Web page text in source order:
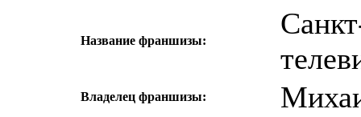
Название франшизы:
Владелец франшизы: